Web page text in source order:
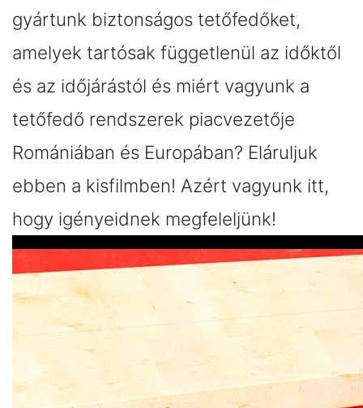
gyártunk biztonságos tetőfedőket,
amelyek tartósak függetlenül az időktől
és az időjárástól és miért vagyunk a
tetőfedő rendszerek piacvezetője
Romániában és Europában? Eláruljuk
ebben a kisfilmben! Azért vagyunk itt,
hogy igényeidnek megfeleljünk!